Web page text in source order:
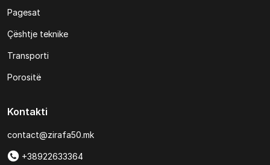
Pagesat
Çështje teknike
Transporti
Porositë
Kontakti
contact@zirafa50.mk
+38922633364